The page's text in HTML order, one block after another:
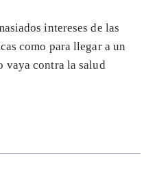
intereses de las
como para llegar a un
vaya contra la salud